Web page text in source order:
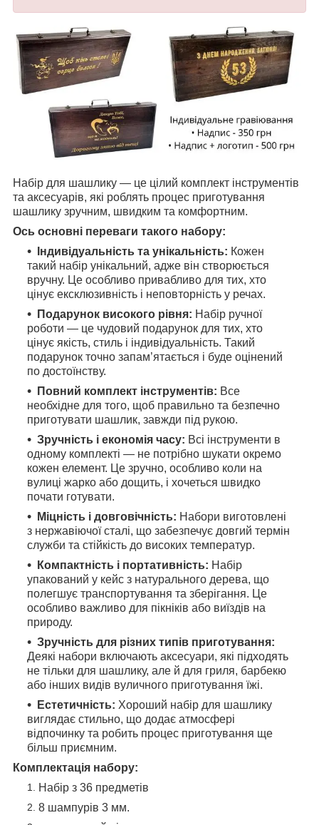
Набір для шашлику — це цілий комплект інструментів
та аксесуарів, які роблять процес приготування
шашлику зручним, швидким та комфортним.
Ось основні переваги такого набору:
Індивідуальність та унікальність: Кожен
такий набір унікальний, адже він створюється
вручну. Це особливо привабливо для тих, хто
цінує ексклюзивність і неповторність у речах.
Подарунок високого рівня: Набір ручної
роботи — це чудовий подарунок для тих, хто
цінує якість, стиль і індивідуальність. Такий
подарунок точно запам’ятається і буде оцінений
по достоїнству.
Повний комплект інструментів: Все
необхідне для того, щоб правильно та безпечно
приготувати шашлик, завжди під рукою.
Зручність і економія часу: Всі інструменти в
одному комплекті — не потрібно шукати окремо
кожен елемент. Це зручно, особливо коли на
вулиці жарко або дощить, і хочеться швидко
почати готувати.
Міцність і довговічність: Набори виготовлені
з нержавіючої сталі, що забезпечує довгий термін
служби та стійкість до високих температур.
Компактність і портативність: Набір
упакований у кейс з натурального дерева, що
полегшує транспортування та зберігання. Це
особливо важливо для пікніків або виїздів на
природу.
Зручність для різних типів приготування:
Деякі набори включають аксесуари, які підходять
не тільки для шашлику, але й для гриля, барбекю
або інших видів вуличного приготування їжі.
Естетичність: Хороший набір для шашлику
виглядає стильно, що додає атмосфері
відпочинку та робить процес приготування ще
більш приємним.
Комплектація набору:
Набір з 36 предметів
8 шампурів 3 мм.